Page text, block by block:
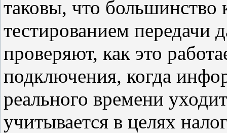
таковы, что большинство
тестированием
проверяют, как это
подключения, когда
реального времени
учитывается в целях